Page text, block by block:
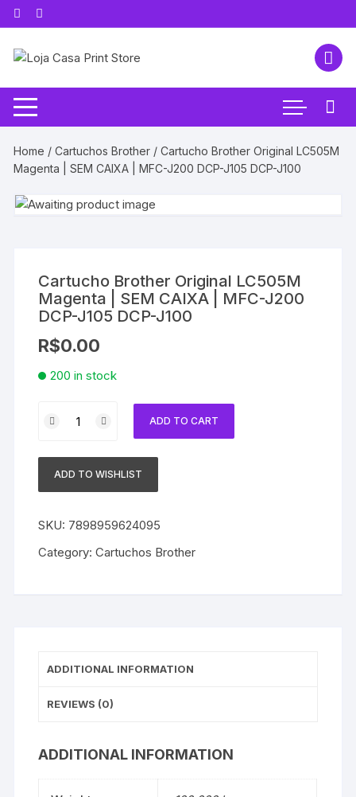
Pular
para
conteúdo
Home /Cartuchos Brother / Cartucho Brother Original LC505M
Magenta | SEM CAIXA | MFC-J200 DCP-J105 DCP-J100
Cartucho Brother Original LC505M
Magenta | SEM CAIXA | MFC-J200
DCP-J105 DCP-J100
R$0.00
200 in stock
Brother
LC505M
SEM
J100
ADD TO CART
ADD TO WISHLIST
SKU: 7898959624095
Category:Cartuchos Brother
ADDITIONAL INFORMATION
REVIEWS (0)
ADDITIONAL INFORMATION